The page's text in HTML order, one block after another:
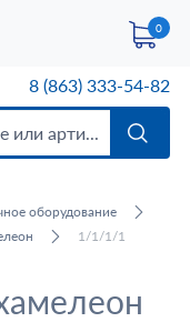
0
8 (863) 333-54-82
оборудование
1/1/1/1